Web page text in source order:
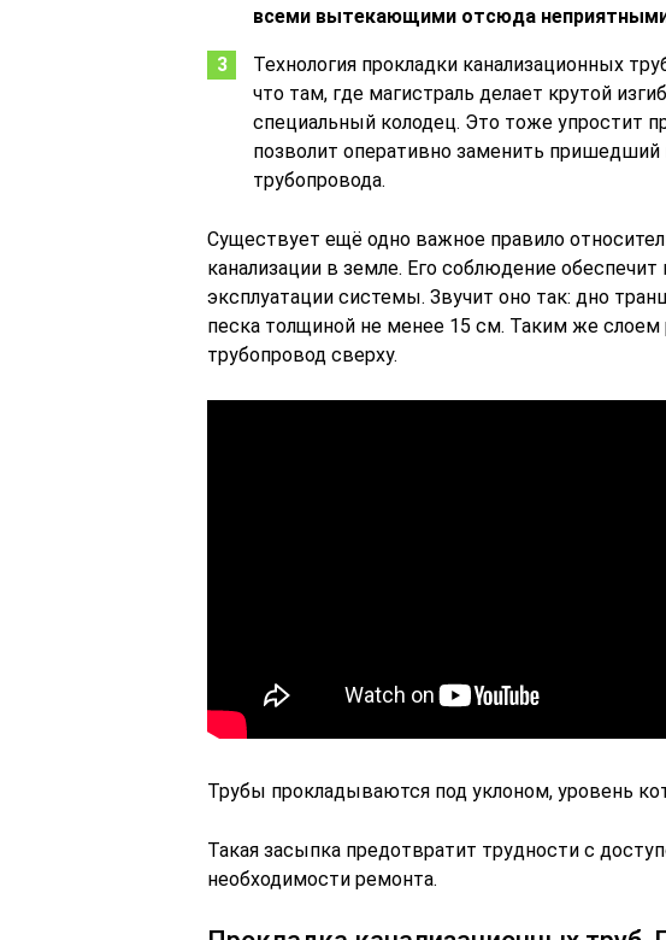
всеми вытекающими отсюда
Технология прокладки канализационных
что там, где магистраль делает крутой
специальный колодец. Это тоже упростит
позволит оперативно заменить пришедший
трубопровода.
Существует ещё одно важное правило
канализации в земле. Его соблюдение
эксплуатации системы. Звучит оно так: дно
песка толщиной не менее 15 см. Таким же слоем
трубопровод сверху.
Трубы прокладываются под уклоном, уровень
Такая засыпка предотвратит трудности с
необходимости ремонта.